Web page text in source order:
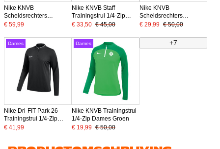
Nike KNVB
Scheidsrechters
Trainingstrui 1/4-Zip
€ 59,99
Nike KNVB Staff
Trainingstrui 1/4-Zip
Dames Zwart Wit
€ 33,50 € 45,00
Nike KNVB
Scheidsrechters
Trainingstrui 1/4-Zip
Donkerblauw
€ 29,99 € 50,00
Dames
Nike Dri-FIT Park 26
Trainingstrui 1/4-Zip
Dames Zwart Wit
€ 41,99
Dames
Nike KNVB Trainingstrui
1/4-Zip Dames Groen
€ 19,99 € 50,00
+7